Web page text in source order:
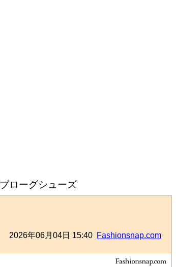
ローグシューズ
2026年06月04日 15:40 Fashionsnap.com